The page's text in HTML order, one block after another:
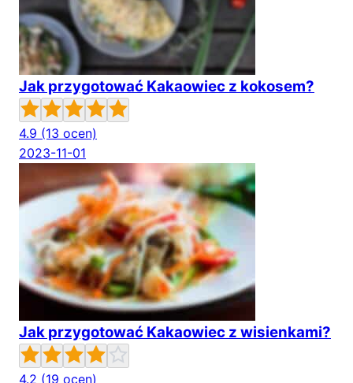
Jak przygotować Kakaowiec z kokosem?
4.9 (13 ocen)
2023-11-01
Jak przygotować Kakaowiec z wisienkami?
4.2 (19 ocen)